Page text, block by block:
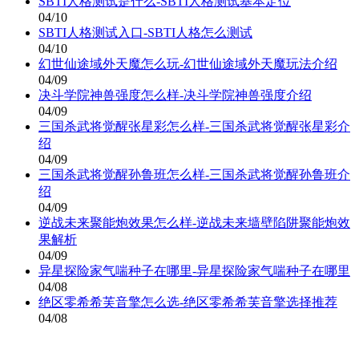
04/10
SBTI人格测试入口-SBTI人格怎么测试
04/10
幻世仙途域外天魔怎么玩-幻世仙途域外天魔玩法介绍
04/09
决斗学院神兽强度怎么样-决斗学院神兽强度介绍
04/09
三国杀武将觉醒张星彩怎么样-三国杀武将觉醒张星彩介
绍
04/09
三国杀武将觉醒孙鲁班怎么样-三国杀武将觉醒孙鲁班介
绍
04/09
逆战未来聚能炮效果怎么样-逆战未来墙壁陷阱聚能炮效
果解析
04/09
异星探险家气喘种子在哪里-异星探险家气喘种子在哪里
04/08
绝区零希希芙音擎怎么选-绝区零希希芙音擎选择推荐
04/08